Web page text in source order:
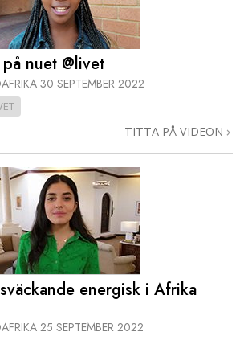
nuet @livet
30 SEPTEMBER 2022
TITTA PÅ VIDEON
energisk i Afrika
25 SEPTEMBER 2022